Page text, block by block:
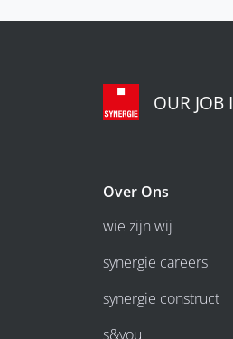
OUR JOB
Over Ons
wie zijn wij
synergie careers
synergie construct
s&you